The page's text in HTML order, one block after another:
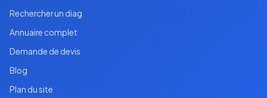
Rechercher un diag
Annuaire complet
Demande de devis
Blog
Plan du site